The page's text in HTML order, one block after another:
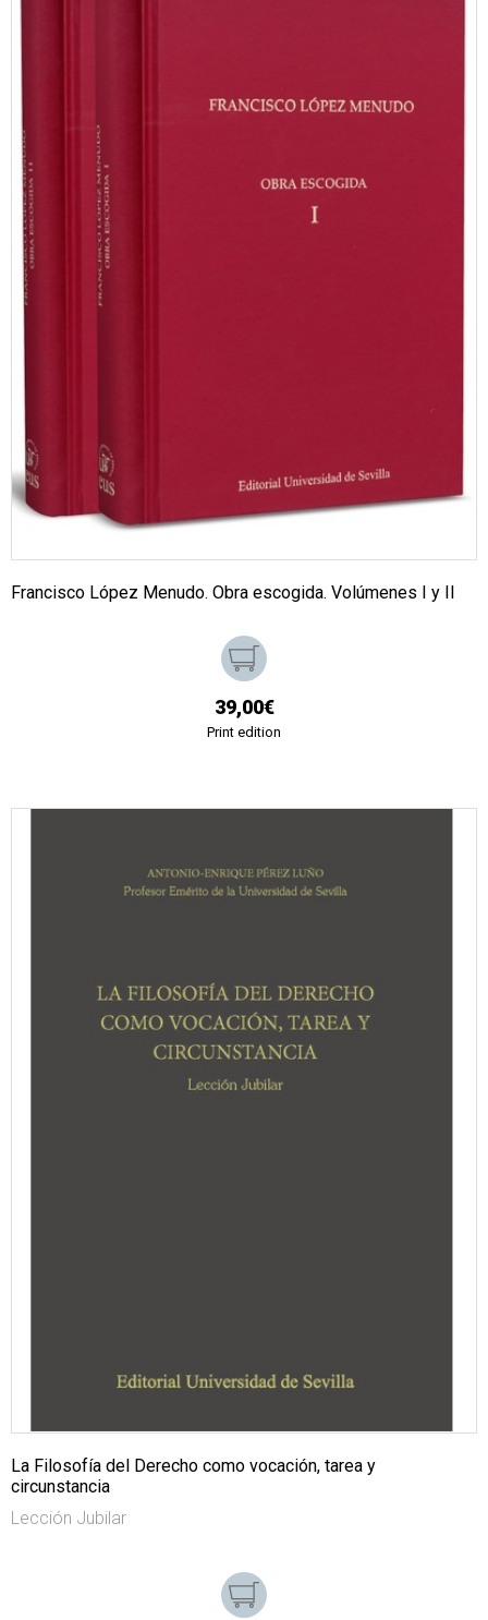
Francisco López Menudo. Obra escogida. Volúmenes I y II
39,00€
Print edition
La Filosofía del Derecho como vocación, tarea y
circunstancia
Lección Jubilar